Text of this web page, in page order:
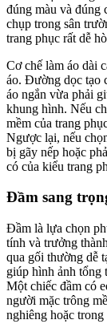
đúng màu và đúng
chụp trong sân
trang phục rất dễ
Cơ chế làm áo dài
áo. Đường dọc tạo
áo ngắn vừa phải
khung hình. Nếu
mềm của trang
Ngược lại, nếu
bị gãy nếp hoặc
có của kiểu trang
Đầm sang
Đầm là lựa chọn
tính và trưởng
qua gối thường dễ
giúp hình ảnh tổng
Một chiếc đầm có
người mặc trông
nghiêng hoặc